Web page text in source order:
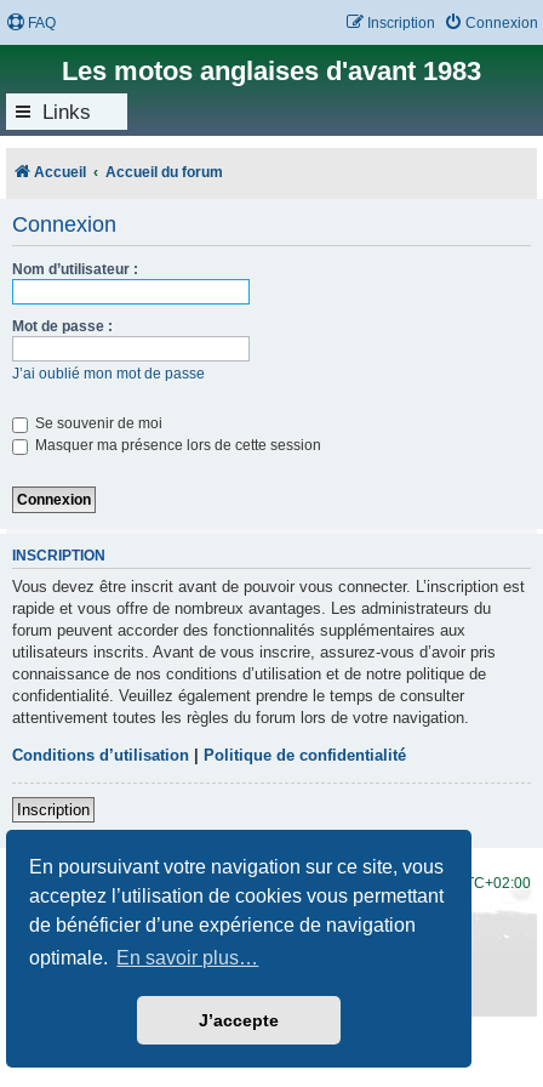
En poursuivant votre navigation sur ce site, vous
acceptez l’utilisation de cookies vous permettant
de bénéficier d’une expérience de navigation
optimale. En savoir plus…
J’accepte
FAQ Connexion
Inscription
Les motos anglaises d'avant 1983
Links
Accueil Accueil du forum
Connexion
Nom d’utilisateur :
Mot de passe :
J’ai oublié mon mot de passe
Se souvenir de moi
Masquer ma présence lors de cette session
INSCRIPTION
Vous devez être inscrit avant de pouvoir vous connecter. L’inscription est
rapide et vous offre de nombreux avantages. Les administrateurs du
forum peuvent accorder des fonctionnalités supplémentaires aux
utilisateurs inscrits. Avant de vous inscrire, assurez-vous d’avoir pris
connaissance de nos conditions d’utilisation et de notre politique de
confidentialité. Veuillez également prendre le temps de consulter
attentivement toutes les règles du forum lors de votre navigation.
Conditions d’utilisation Politique de confidentialité
Inscription
UTC+02:00
Développé par phpBB® Forum Software © phpBB Limited
Traduction française officielle
Prosilver New Edition
Confidentialité|Conditions